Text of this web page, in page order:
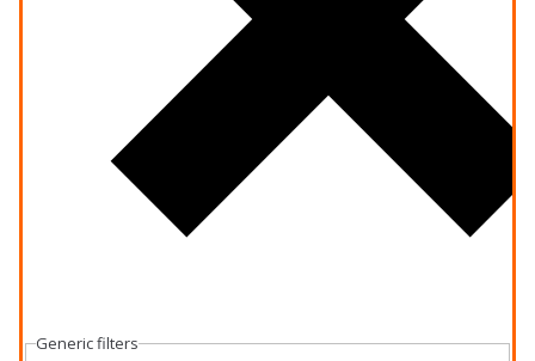
Generic filters